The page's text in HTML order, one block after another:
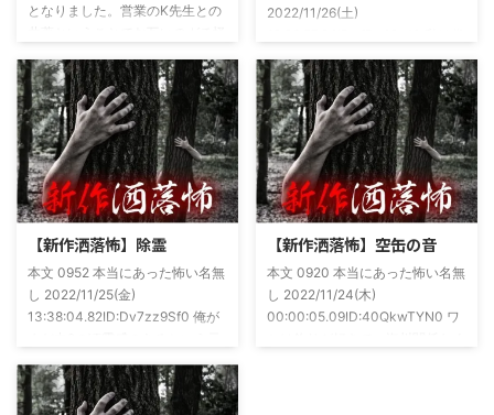
となりました。営業のK先生との
上げましたので内容の濃さ・面白
さは保証します。ぜひともご購入
くださいませ。 書影かっこいい
ですね！帯の煽り文句も最高です
(^^)v購入ページ
https://amzn.to/49NrwuE特設ペ
ージ
54ee5238af1
2022/11/26(土)
に言うオカルト系な話がまあまあ
好きで、最近占いとかを副業で始
めてた。今はちょっとメンタルの
状況やらで退いたけど実力試しも
かねてSNSでフォロワー相手に占
いとかしていたもんです。実力
は・・・ありがたいことに当たっ
た！ドンピシャ！と嬉しい声もあ
合ったのが大学生のAちゃん。彼
女もオカルト系な話が好きで(そ
もそも仲良くなったのは北の大地
が舞台の金塊を巡る漫画)ちょく
【新作洒落怖】除霊
本文 0952 本当にあった怖い名無
し 2022/11/25(金)
13:38:04.82ID:Dv7zz9Sf0 俺が
(以後A)は頻繁に「あ、あそこに
いる」だとか誰もおらんとこに挨
【新作洒落怖】空缶の音
本文 0920 本当にあった怖い名無
し 2022/11/24(木)
00:00:05.09ID:40QkwTYN0 ワ